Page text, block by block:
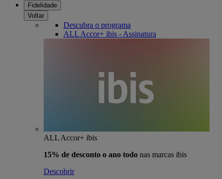
Fidelidade
Voltar
Descubra o programa
ALL Accor+ ibis - Assinatura
ALL Accor+ ibis
15% de desconto o ano todo nas marcas ibis
Descobrir